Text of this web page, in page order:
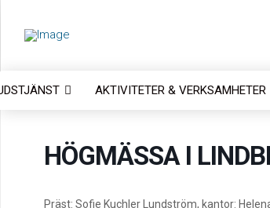
AKTIVITETER & VERKSAMHETER
HÖGMÄSSA I
Präst: Sofie Kuchler Lundström, kantor: